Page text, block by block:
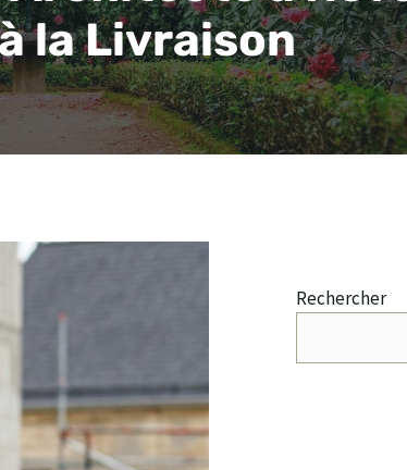
la Livraison
Rechercher